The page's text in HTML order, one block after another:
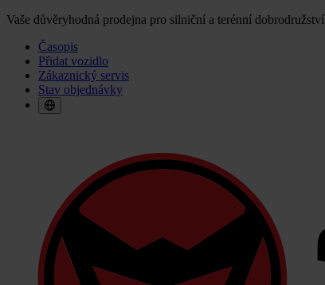
Vaše důvěryhodná prodejna pro silniční a terénní dobrodružství
Časopis
Přidat vozidlo
Zákaznický servis
Stav objednávky